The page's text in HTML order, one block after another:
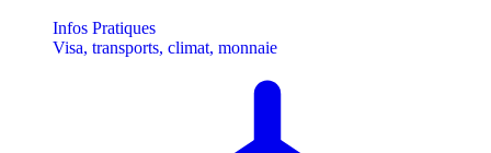
Infos Pratiques
Visa, transports, climat, monnaie